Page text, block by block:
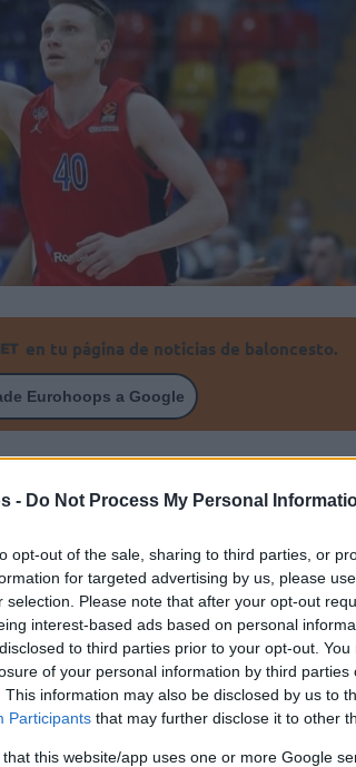
- Do Not Process My Personal
opt-out of the sale, sharing to third parties, or
for targeted advertising by us, please
selection. Please note that after your opt-out
interest-based ads based on personal
to third parties prior to your opt-out.
of your personal information by third parties
This information may also be disclosed by us to
Participants that may further disclose it to other
that this website/app uses one or more Google
en tu página de noticias de baloncesto.
Eurohoops a Google
fichaje del tirador del CSKA de
Por Eurohoops team
/ info@eurohoops.net
Una vez decidido quePedro
sea el elegidopara volver a
cargo del banquillo, elValencia
Basketcomienza a construir su
proyecto de para la próxima
temporada, en la que